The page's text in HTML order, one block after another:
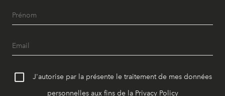
J'autorise par la présente le traitement de mes données
personnelles aux fins de la Privacy Policy